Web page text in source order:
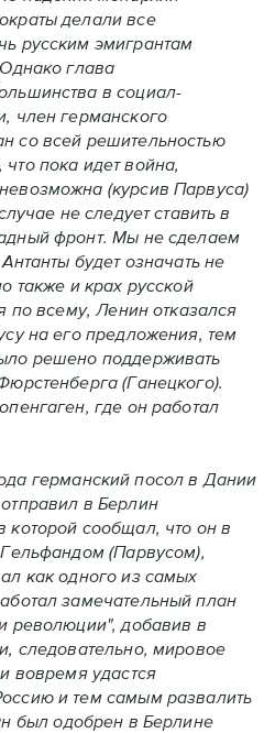
делали все
русским эмигрантам
глава
в социал-
член германского
со всей решительностью
пока идет война,
(курсив Парвуса)
не следует ставить в
фронт. Мы не сделаем
будет означать не
также и крах русской
по всему, Ленин отказался
на его предложения, тем
решено поддерживать
(Ганецкого).
где он работал
германский посол в Дании
в Берлин
сообщал, что он в
(Парвусом),
как одного из самых
замечательный план
революции", добавив в
следовательно, мировое
вовремя удастся
и тем самым развалить
был одобрен в Берлине